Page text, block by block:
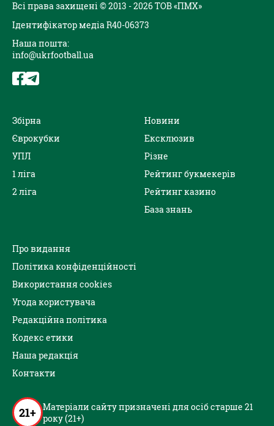
Всі права захищені © 2013 - 2026 ТОВ «ПМХ»
Ідентифікатор медіа R40-06373
Наша пошта:
info@ukrfootball.ua
Збірна
Єврокубки
УПЛ
1 ліга
2 ліга
Новини
Ексклюзив
Різне
Рейтинг букмекерів
Рейтинг казино
База знань
Про видання
Політика конфіденційності
Використання cookies
Угода користувача
Редакційна політика
Кодекс етики
Наша редакція
Контакти
21+ Матеріали сайту призначені для осіб старше 21
року (21+)